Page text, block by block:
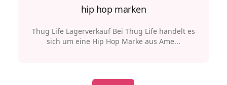
hip hop marken
Thug Life Lagerverkauf Bei Thug Life handelt es
sich um eine Hip Hop Marke aus Ame...